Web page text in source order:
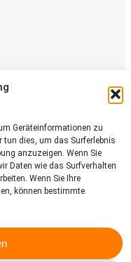
Geräteinformationen zu
dies, um das Surferlebnis
anzuzeigen. Wenn Sie
Daten wie das Surfverhalten
Wenn Sie Ihre
können bestimmte